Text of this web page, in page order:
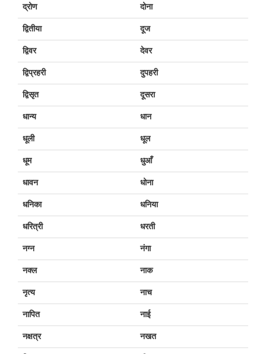
द्रोण दोना
द्वितीया दूज
द्विवर देवर
द्विप्रहरी दुपहरी
द्विसृत दूसरा
धान्य धान
धूली धूल
धूम धुआँ
धावन धोना
धनिका धनिया
धरित्री धरती
नग्न नंगा
नक्ल नाक
नृत्य नाच
नापित नाई
नक्षत्र नखत